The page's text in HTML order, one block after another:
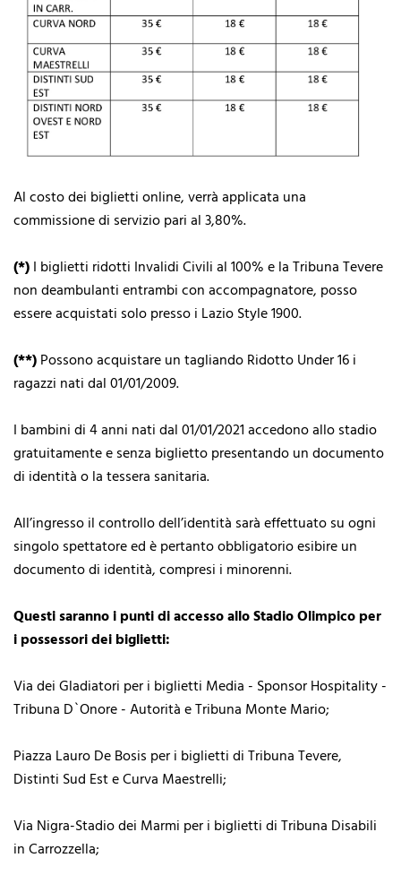
Al costo dei biglietti online, verrà applicata una
commissione di servizio pari al 3,80%.
(*)I biglietti ridotti Invalidi Civili al 100% e la Tribuna Tevere
non deambulanti entrambi con accompagnatore, posso
essere acquistati solo presso i Lazio Style 1900.
(**)Possono acquistare un tagliando Ridotto Under 16 i
ragazzi nati dal 01/01/2009.
I bambini di 4 anni nati dal 01/01/2021 accedono allo stadio
gratuitamente e senza biglietto presentando un documento
di identità o la tessera sanitaria.
All’ingresso il controllo dell’identità sarà effettuato su ogni
singolo spettatore ed è pertanto obbligatorio esibire un
documento di identità, compresi i minorenni.
Questi saranno i punti di accesso allo Stadio Olimpico per
i possessori dei biglietti:
Via dei Gladiatori per i biglietti Media - Sponsor Hospitality -
Tribuna D`Onore - Autorità e Tribuna Monte Mario;
Piazza Lauro De Bosis per i biglietti di Tribuna Tevere,
Distinti Sud Est e Curva Maestrelli;
Via Nigra-Stadio dei Marmi per i biglietti di Tribuna Disabili
in Carrozzella;